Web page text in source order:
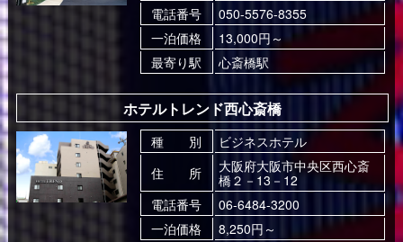
電話番号
050-5576-8355
一泊価格
13,000円～
最寄り駅
心斎橋駅
ホテルトレンド西心斎橋
種 別
ビジネスホテル
住 所
大阪府大阪市中央区西心斎
橋２－13－12
電話番号
06-6484-3200
一泊価格
8,250円～